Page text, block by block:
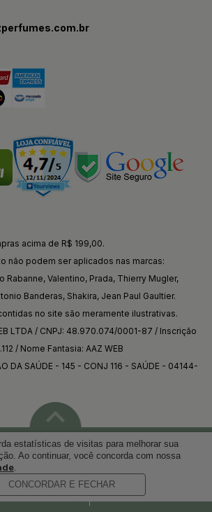
acima de R$ 199,00.
não podem ser aplicados nas marcas:
Rabanne, Valentino, Prada, Thierry Mugler,
Banderas, Shakira, Jean Paul Gaultier.
no site são meramente ilustrativas.
LTDA / CNPJ: 48.970.074/0001-87 / Inscrição
/ Nome Fantasia: AAZ WEB
DA SAÚDE - 145 - CONJ 116 - SAÚDE - 04144-
Voltar ao topo
por
estatísticas de visitas para melhorar sua
Ao continuar, você concorda com nossa
.
CONCORDAR E FECHAR